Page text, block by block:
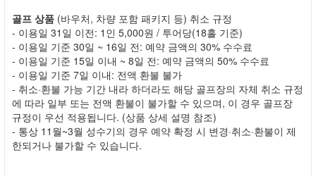
골프 상품 (바우처, 차량 포함 패키지 등) 취소 규정
- 이용일 31일 이전: 1인 5,000원 / 투어당(18홀 기준)
- 이용일 기준 30일 ~ 16일 전: 예약 금액의 30% 수수료
- 이용일 기준 15일 이내 ~ 8일 전: 예약 금액의 50% 수수료
- 이용일 기준 7일 이내: 전액 환불 불가
- 취소·환불 가능 기간 내라 하더라도 해당 골프장의 자체 취소 규정
에 따라 일부 또는 전액 환불이 불가할 수 있으며, 이 경우 골프장
규정이 우선 적용됩니다. (상품 상세 설명 참조)
- 통상 11월~3월 성수기의 경우 예약 확정 시 변경·취소·환불이 제
한되거나 불가할 수 있습니다.